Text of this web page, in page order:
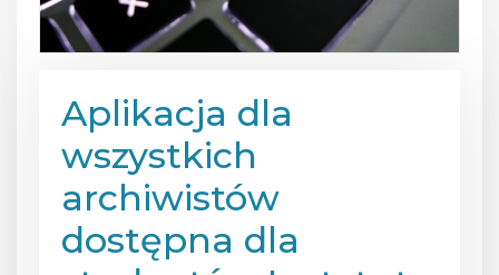
Aplikacja dla
wszystkich
archiwistów
dostępna dla